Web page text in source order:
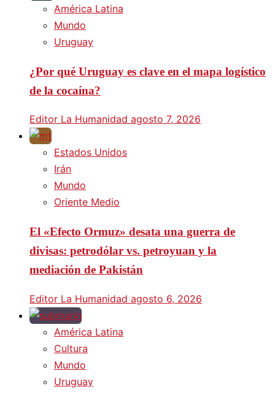
América Latina
Mundo
Uruguay
¿Por qué Uruguay es clave en el mapa logístico
de la cocaína?
Editor La Humanidad agosto 7, 2026
Estados Unidos
Irán
Mundo
Oriente Medio
El «Efecto Ormuz» desata una guerra de
divisas: petrodólar vs. petroyuan y la
mediación de Pakistán
Editor La Humanidad agosto 6, 2026
América Latina
Cultura
Mundo
Uruguay